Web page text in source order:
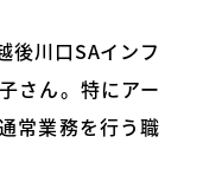
後川口SAインフ
さん。特にアー
常業務を行う職